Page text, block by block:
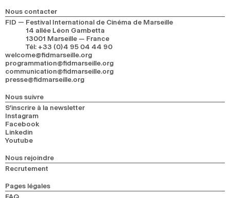
Nous contacter
FID — Festival International de Cinéma de Marseille
14 allée Léon Gambetta
13001 Marseille — France
Tél: +33 (0)4 95 04 44 90
welcome@fidmarseille.org
programmation@fidmarseille.org
communication@fidmarseille.org
presse@fidmarseille.org
Nous suivre
S’inscrire à la newsletter
Instagram
Facebook
Linkedin
Youtube
Nous rejoindre
Recrutement
Pages légales